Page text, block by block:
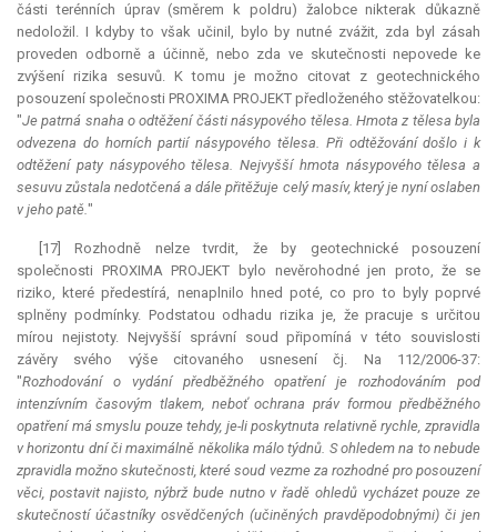
části terénních úprav (směrem k poldru) žalobce nikterak důkazně
nedoložil. I kdyby to však učinil, bylo by nutné zvážit, zda byl zásah
proveden odborně a účinně, nebo zda ve skutečnosti nepovede ke
zvýšení rizika sesuvů. K tomu je možno citovat z geotechnického
posouzení společnosti PROXIMA PROJEKT předloženého stěžovatelkou:
"Je patrná snaha o odtěžení části násypového tělesa. Hmota z tělesa byla
odvezena do horních partií násypového tělesa. Při odtěžování došlo i k
odtěžení paty násypového tělesa. Nejvyšší hmota násypového tělesa a
sesuvu zůstala nedotčená a dále přitěžuje celý masív, který je nyní oslaben
v jeho patě."
[17] Rozhodně nelze tvrdit, že by geotechnické posouzení
společnosti PROXIMA PROJEKT bylo nevěrohodné jen proto, že se
riziko, které předestírá, nenaplnilo hned poté, co pro to byly poprvé
splněny podmínky. Podstatou odhadu rizika je, že pracuje s určitou
mírou nejistoty. Nejvyšší správní soud připomíná v této souvislosti
závěry svého výše citovaného usnesení čj. Na 112/2006-37:
"Rozhodování o vydání předběžného opatření je rozhodováním pod
intenzívním časovým tlakem, neboť ochrana práv formou předběžného
opatření má smyslu pouze tehdy, je-li poskytnuta relativně rychle, zpravidla
v horizontu dní či maximálně několika málo týdnů. S ohledem na to nebude
zpravidla možno skutečnosti, které soud vezme za rozhodné pro posouzení
věci, postavit najisto, nýbrž bude nutno v řadě ohledů vycházet pouze ze
skutečností účastníky osvědčených (učiněných pravděpodobnými) či jen